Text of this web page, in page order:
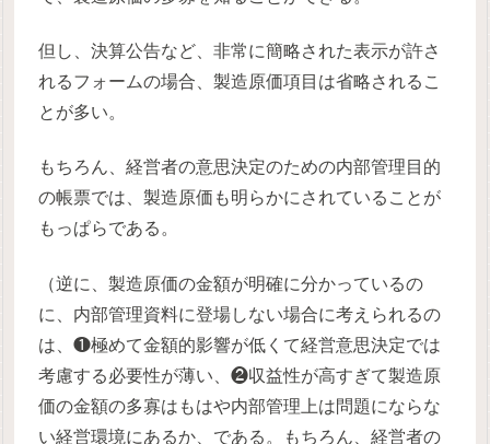
但し、決算公告など、非常に簡略された表示が許さ
れるフォームの場合、製造原価項目は省略されるこ
とが多い。
もちろん、経営者の意思決定のための内部管理目的
の帳票では、製造原価も明らかにされていることが
もっぱらである。
（逆に、製造原価の金額が明確に分かっているの
に、内部管理資料に登場しない場合に考えられるの
は、❶極めて金額的影響が低くて経営意思決定では
考慮する必要性が薄い、❷収益性が高すぎて製造原
価の金額の多寡はもはや内部管理上は問題にならな
い経営環境にあるか、である。もちろん、経営者の